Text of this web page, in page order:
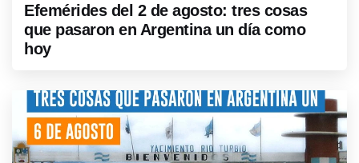
Efemérides del 2 de agosto: tres cosas
que pasaron en Argentina un día como
hoy